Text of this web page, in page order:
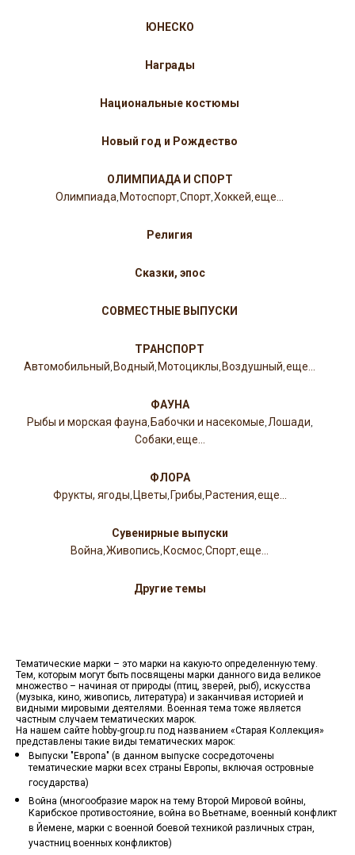
ЮНЕСКО
Награды
Национальные костюмы
Новый год и Рождество
ОЛИМПИАДА И СПОРТ
Олимпиада, Мотоспорт,Спорт,Хоккей,еще...
Религия
Сказки, эпос
СОВМЕСТНЫЕ ВЫПУСКИ
ТРАНСПОРТ
Автомобильный, Водный, Мотоциклы, Воздушный,еще...
ФАУНА
Рыбы и морская фауна, Бабочки и насекомые,Лошади,
Собаки,еще...
ФЛОРА
Фрукты, ягоды, Цветы, Грибы, Растения,еще...
Сувенирные выпуски
Война,Живопись, Космос,Спорт,еще...
Другие темы
Тематические марки – это марки на какую-то определенную тему.
Тем, которым могут быть посвящены марки данного вида великое
множество – начиная от природы (птиц, зверей, рыб), искусства
(музыка, кино, живопись, литература) и заканчивая историей и
видными мировыми деятелями. Военная тема тоже является
частным случаем тематических марок.
На нашем сайте hobby-group.ru под названием «Старая Коллекция»
представлены такие виды тематических марок:
Выпуски "Европа" (в данном выпуске сосредоточены
тематические марки всех страны Европы, включая островные
государства)
Война (многообразие марок на тему Второй Мировой войны,
Карибское противостояние, война во Вьетнаме, военный конфликт
в Йемене, марки с военной боевой техникой различных стран,
участниц военных конфликтов)